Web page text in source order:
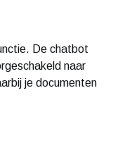
De chatbot
naar
je documenten